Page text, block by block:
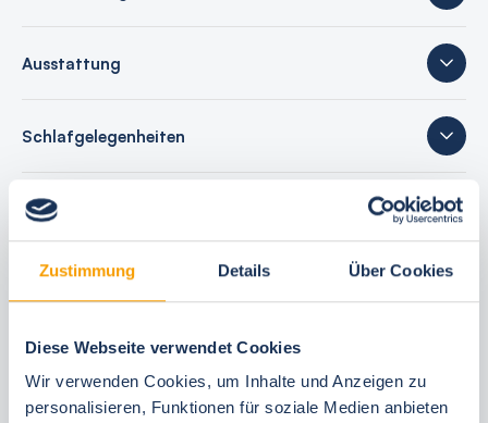
Zustimmung Details Über Cookies
Diese Webseite verwendet Cookies
Wir verwenden Cookies, um Inhalte und Anzeigen zu
personalisieren, Funktionen für soziale Medien anbieten
Ausstattung
Schlafgelegenheiten
24 Bewertungen
Bestpreis-Garantie
24 Stunden kostenfrei reservieren